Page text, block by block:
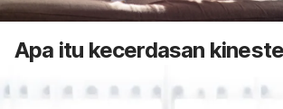
Apa itu kecerdasan